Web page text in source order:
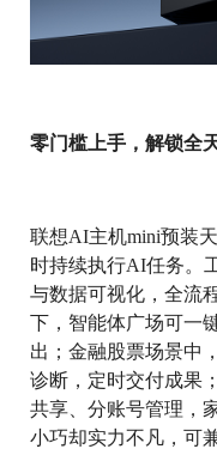
零门槛上手，解锁全
联想AI主机mini预装
时持续执行AI任务。
与数据可视化，全流
下，智能体广场可一
出；金融股票场景中
诊断，定时交付成果
共享、分账号管理，
小巧却实力不凡，可